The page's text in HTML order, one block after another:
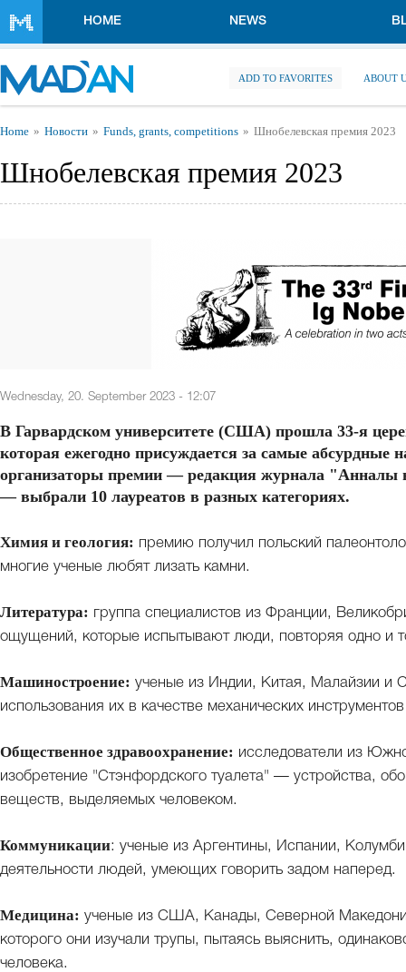
HOME NEWS
ADD TO FAVORITES ABOUT
You are here
Home Новости Funds, grants, competitions Шнобелевская премия 2023
Шнобелевская премия 2023
Wednesday, 20. September 2023 - 12:07
В Гарвардском университете (США) прошла 33-я
которая ежегодно присуждается за самые абсурдные
организаторы премии — редакция журнала "Анналы
— выбрали 10 лауреатов в разных категориях.
Химия и геология: премию получил польский
многие ученые любят лизать камни.
Литература: группа специалистов из Франции,
ощущений, которые испытывают люди, повторяя одно и
Машиностроение: ученые из Индии, Китая, Малайзии и
использования их в качестве механических
Общественное здравоохранение: исследователи из
изобретение "Стэнфордского туалета" — устройства,
веществ, выделяемых человеком.
Коммуникации: ученые из Аргентины, Испании,
деятельности людей, умеющих говорить задом наперед.
Медицина: ученые из США, Канады, Северной
которого они изучали трупы, пытаясь выяснить,
человека.